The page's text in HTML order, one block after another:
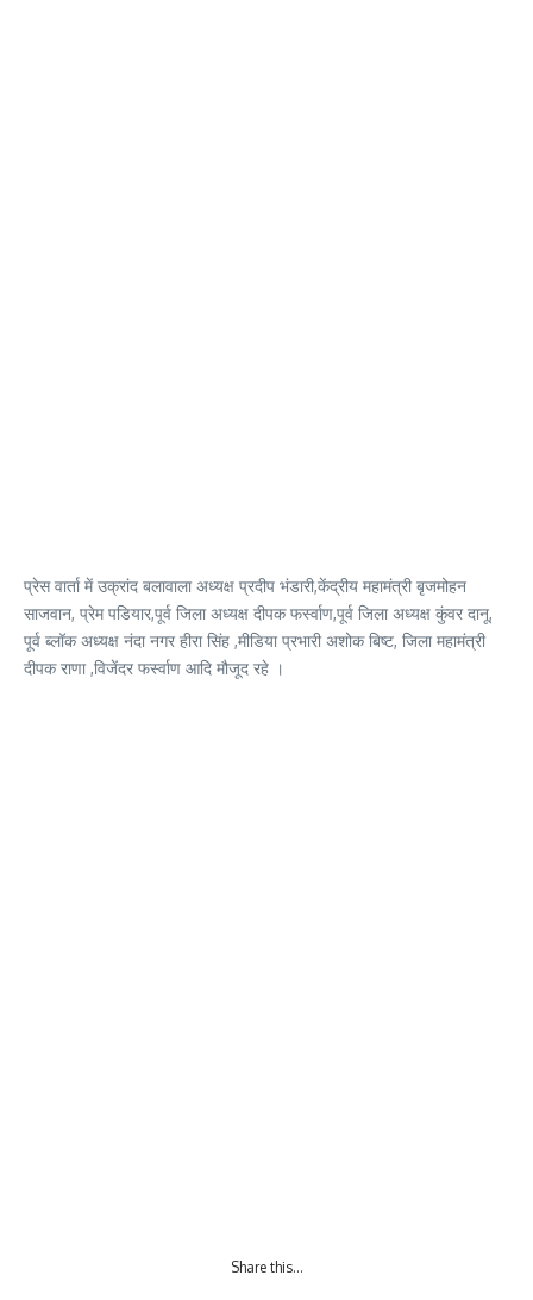
प्रेस वार्ता में उक्रांद बलावाला अध्यक्ष प्रदीप भंडारी,केंद्रीय महामंत्री बृजमोहन
साजवान, प्रेम पडियार,पूर्व जिला अध्यक्ष दीपक फर्स्वाण,पूर्व जिला अध्यक्ष कुंवर दानू,
पूर्व ब्लॉक अध्यक्ष नंदा नगर हीरा सिंह ,मीडिया प्रभारी अशोक बिष्ट, जिला महामंत्री
दीपक राणा ,विजेंदर फर्स्वाण आदि मौजूद रहे ।
Share this…